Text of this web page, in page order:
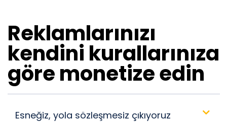
Reklamlarınızı
kendini kurallarınıza
göre monetize edin
Esneğiz, yola sözleşmesiz çıkıyoruz